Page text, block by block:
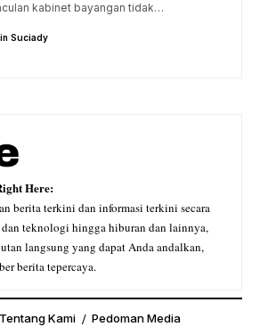
kabinet bayangan tidak…
Suciady
Here:
berita terkini dan informasi terkini secara
teknologi hingga hiburan dan lainnya,
langsung yang dapat Anda andalkan,
berita tepercaya.
Tentang Kami Pedoman Media